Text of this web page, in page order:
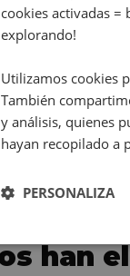
11 cc
han
cookies activadas =
explorando!
Utilizamos cookies
También
y análisis, quienes
hayan recopilado a
PERSONALIZA